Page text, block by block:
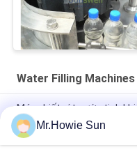
Water Filling Machines
Máy chiết rót nước tinh
Máy đóng chai nước chạy
khoáng
Mr.Howie Sun